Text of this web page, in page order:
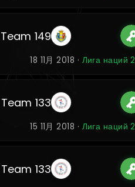
Team 149
18 11月 2018 · Лига наций
Team 133
15 11月 2018 · Лига наций
Team 133